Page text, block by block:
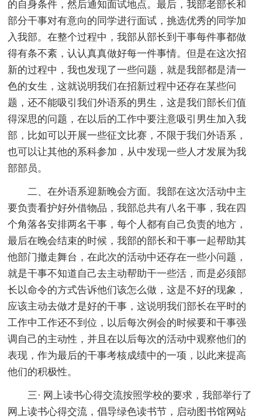
的自身条件，然后通知面试地点。最后，我部老部长和
部分干事对有意向的同学进行面试，挑选优秀的同学加
入我部。在整个过程中，我部从部长到干事每件事都做
得有条不紊，认认真真做好每一件事情。但是在这次招
新的过程中，我也发现了一些问题，就是我部都是清一
色的女生，这就说明我们在招新过程中还存在某些问
题，还不能吸引我们外语系的男生，这是我们部长们值
得深思的问题，在以后的工作中要注意吸引男生加入我
部，比如可以开展一些征文比赛，不限于我们外语系，
也可以让其他的系科参加，从中发现一些人才发展为我
部部员。
二、在外语系迎新晚会方面。我部在这次活动中主
要负责看护好外借物品，我部总共有八名干事，我在四
个角落各安排两名干事，每个人都有自己负责的地方，
最后在晚会结束的时候，我部的部长和干事一起帮助其
他部门撤走舞台，在此次的活动中还存在一些小问题，
就是干事不知道自己去主动帮助干一些活，而是必须部
长以命令的方式告诉他们该怎么做，这是不好的现象，
应该主动去做才是好的干事，这说明我们部长在平时的
工作中工作还不到位，以后每次例会的时候要和干事强
调自己的主动性，并且在以后每次的活动中观察他们的
表现，作为最后的干事考核成绩中的一项，以此来提高
他们的积极性。
三· 网上读书心得交流按照学校的要求，我部举行了
网上读书心得交流，倡导绿色读书节，启动图书馆网站